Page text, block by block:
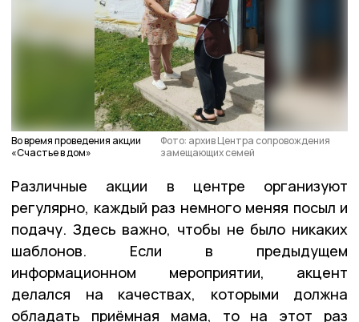
Во время проведения акции
«Счастье в дом»
Фото: архив Центра сопровождения
замещающих семей
Различные акции в центре организуют
регулярно, каждый раз немного меняя посыл и
подачу. Здесь важно, чтобы не было никаких
шаблонов. Если в предыдущем
информационном мероприятии, акцент
делался на качествах, которыми должна
обладать приёмная мама, то на этот раз